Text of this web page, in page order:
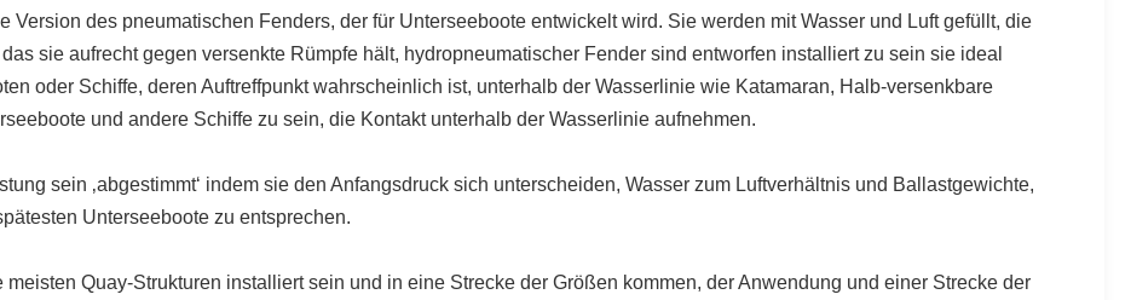
Version des pneumatischen Fenders, der für Unterseeboote entwickelt wird. Sie werden mit Wasser und Luft gefüllt, die
sie aufrecht gegen versenkte Rümpfe hält, hydropneumatischer Fender sind entworfen installiert zu sein sie ideal
oder Schiffe, deren Auftreffpunkt wahrscheinlich ist, unterhalb der Wasserlinie wie Katamaran, Halb-versenkbare
und andere Schiffe zu sein, die Kontakt unterhalb der Wasserlinie aufnehmen.
sein ‚abgestimmt‘ indem sie den Anfangsdruck sich unterscheiden, Wasser zum Luftverhältnis und Ballastgewichte,
Unterseeboote zu entsprechen.
Quay-Strukturen installiert sein und in eine Strecke der Größen kommen, der Anwendung und einer Strecke der